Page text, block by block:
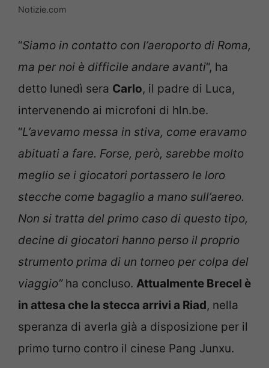
Notizie.com
“Siamo in contatto con l’aeroporto di Roma,
ma per noi è difficile andare avanti“, ha
detto lunedì sera Carlo, il padre di Luca,
intervenendo ai microfoni di hln.be.
“L’avevamo messa in stiva, come eravamo
abituati a fare. Forse, però, sarebbe molto
meglio se i giocatori portassero le loro
stecche come bagaglio a mano sull’aereo.
Non si tratta del primo caso di questo tipo,
decine di giocatori hanno perso il proprio
strumento prima di un torneo per colpa del
viaggio”ha concluso. Attualmente Brecel è
in attesa che la stecca arrivi a Riad, nella
speranza di averla già a disposizione per il
primo turno contro il cinese Pang Junxu.